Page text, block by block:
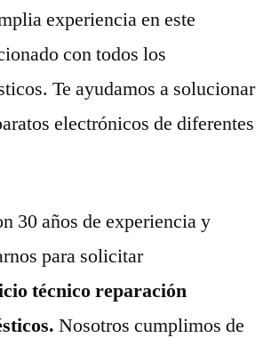
experiencia en este
con todos los
Te ayudamos a solucionar
electrónicos de diferentes
30 años de experiencia y
para solicitar
técnico reparación
Nosotros cumplimos de